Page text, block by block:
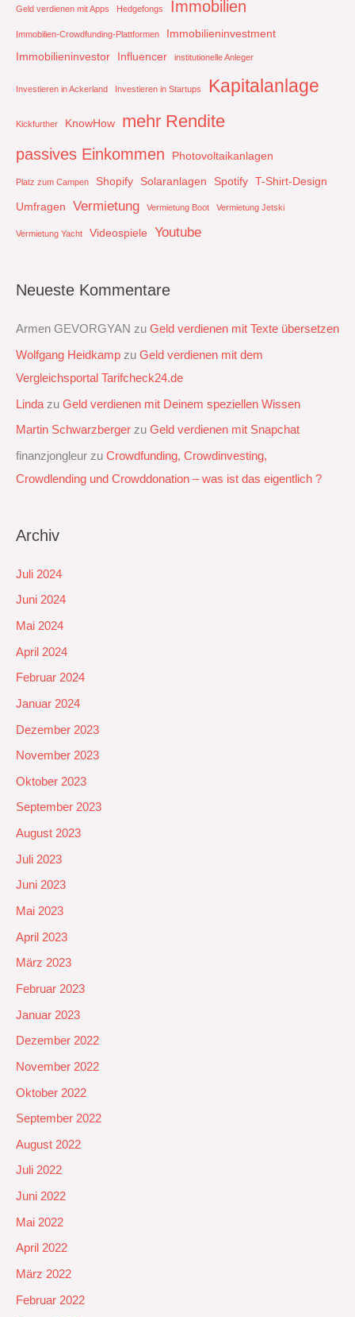
Geld verdienen mit Apps Hedgefongs Immobilien
Immobilien-Crowdfunding-Plattformen
Immobilieninvestment
Immobilieninvestor
Influencer institutionelle Anleger
Investieren in Ackerland Investieren in Startups Kapitalanlage
Kickfurther KnowHow mehr Rendite
passives Einkommen Photovoltaikanlagen
Platz zum Campen Shopify Solaranlagen Spotify T-Shirt-Design
Umfragen
Vermietung Vermietung Boot Vermietung Jetski
Vermietung Yacht Videospiele Youtube
Neueste Kommentare
Armen GEVORGYAN zu Geld verdienen mit Texte übersetzen
Wolfgang Heidkamp zu Geld verdienen mit dem
Vergleichsportal Tarifcheck24.de
Linda zu Geld verdienen mit Deinem speziellen Wissen
Martin Schwarzberger zu Geld verdienen mit Snapchat‭
finanzjongleur zu Crowdfunding, Crowdinvesting,
Crowdlending und Crowddonation – was ist das eigentlich ?
Archiv
Juli 2024
Juni 2024
Mai 2024
April 2024
Februar 2024
Januar 2024
Dezember 2023
November 2023
Oktober 2023
September 2023
August 2023
Juli 2023
Juni 2023
Mai 2023
April 2023
März 2023
Februar 2023
Januar 2023
Dezember 2022
November 2022
Oktober 2022
September 2022
August 2022
Juli 2022
Juni 2022
Mai 2022
April 2022
März 2022
Februar 2022